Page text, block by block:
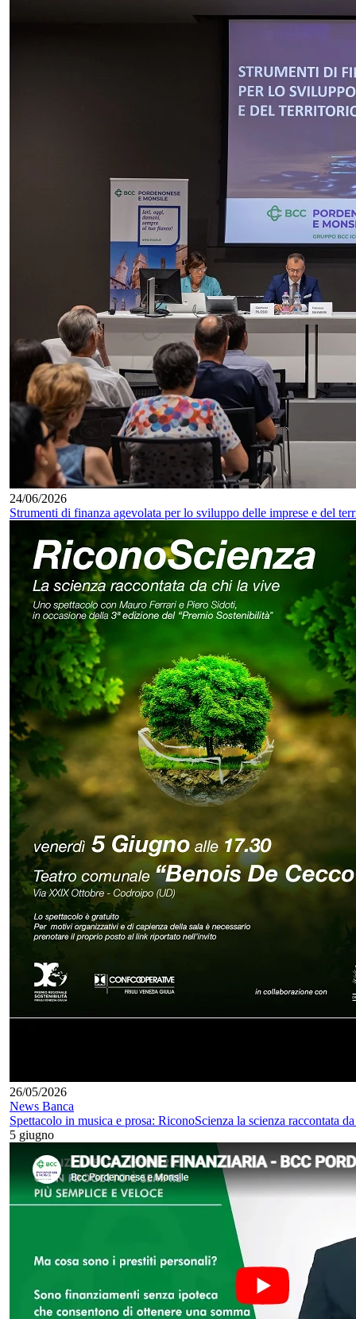
24/06/2026
Strumenti di finanza agevolata per lo sviluppo delle imprese e del
26/05/2026
News Banca
Spettacolo in musica e prosa: RiconoScienza la scienza raccontata
5 giugno